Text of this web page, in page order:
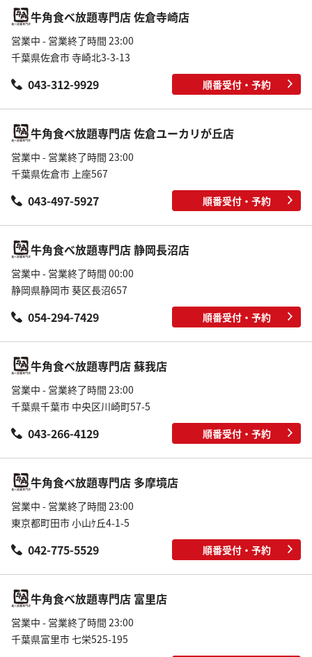
牛角食べ放題専門店 佐倉寺崎店
営業中 - 営業終了時間 23:00
千葉県佐倉市 寺崎北3-3-13
043-312-9929 順番受付・予約
牛角食べ放題専門店 佐倉ユーカリが丘店
営業中 - 営業終了時間 23:00
千葉県佐倉市 上座567
043-497-5927 順番受付・予約
牛角食べ放題専門店 静岡長沼店
営業中 - 営業終了時間 00:00
静岡県静岡市 葵区長沼657
054-294-7429 順番受付・予約
牛角食べ放題専門店 蘇我店
営業中 - 営業終了時間 23:00
千葉県千葉市 中央区川崎町57-5
043-266-4129 順番受付・予約
牛角食べ放題専門店 多摩境店
営業中 - 営業終了時間 23:00
東京都町田市 小山ｹ丘4-1-5
042-775-5529 順番受付・予約
牛角食べ放題専門店 富里店
営業中 - 営業終了時間 23:00
千葉県富里市 七栄525-195